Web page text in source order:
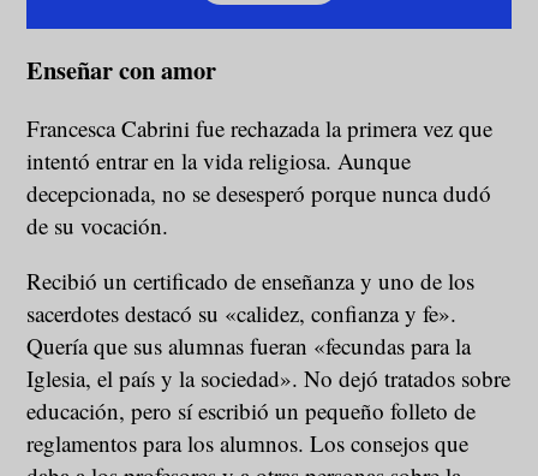
Enseñar con amor
Francesca Cabrini fue rechazada la primera vez que
intentó entrar en la vida religiosa. Aunque
decepcionada, no se desesperó porque nunca dudó
de su vocación.
Recibió un certificado de enseñanza y uno de los
sacerdotes destacó su «calidez, confianza y fe».
Quería que sus alumnas fueran «fecundas para la
Iglesia, el país y la sociedad». No dejó tratados sobre
educación, pero sí escribió un pequeño folleto de
reglamentos para los alumnos. Los consejos que